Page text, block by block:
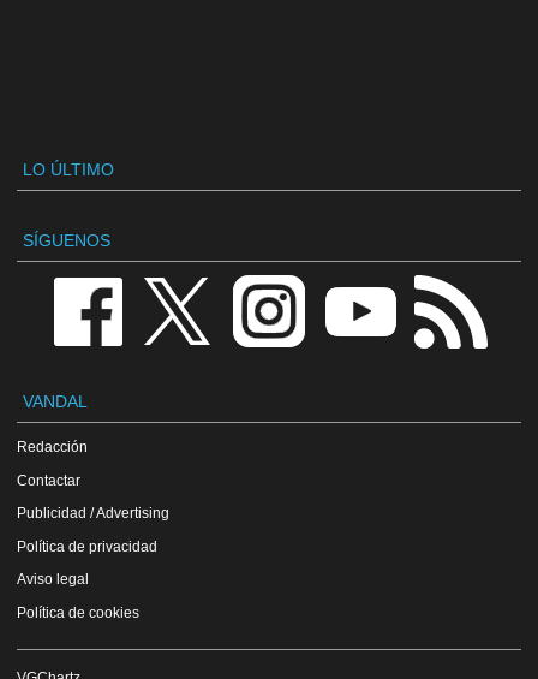
LO ÚLTIMO
SÍGUENOS
VANDAL
Redacción
Contactar
Publicidad / Advertising
Política de privacidad
Aviso legal
Política de cookies